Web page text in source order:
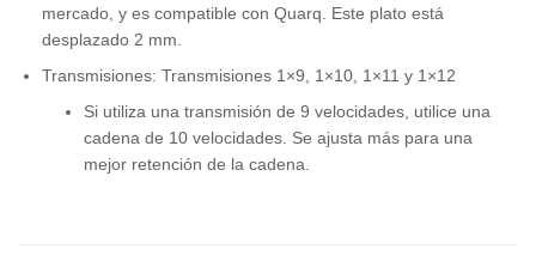
mercado, y es compatible con Quarq. Este plato está
desplazado 2 mm.
Transmisiones: Transmisiones 1×9, 1×10, 1×11 y 1×12
Si utiliza una transmisión de 9 velocidades, utilice una
cadena de 10 velocidades. Se ajusta más para una
mejor retención de la cadena.